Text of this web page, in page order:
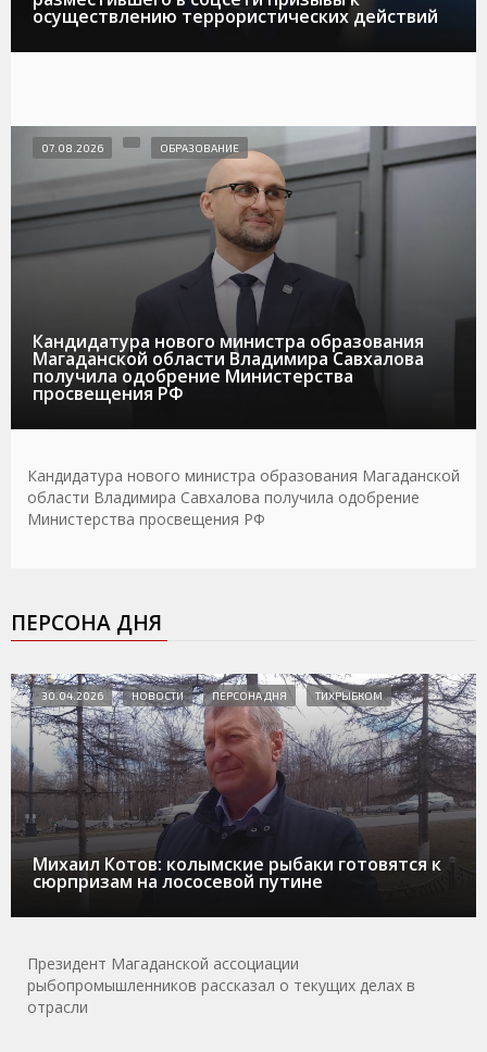
осуществлению террористических действий
Кандидатура нового министра образования
Магаданской области Владимира Савхалова
получила одобрение Министерства
просвещения РФ
07.08.2026 ОБРАЗОВАНИЕ
Кандидатура нового министра образования Магаданской
области Владимира Савхалова получила одобрение
Министерства просвещения РФ
ПЕРСОНА ДНЯ
Михаил Котов: колымские рыбаки готовятся к
сюрпризам на лососевой путине
30.04.2026 НОВОСТИ ПЕРСОНА ДНЯ ТИХРЫБКОМ
Президент Магаданской ассоциации
рыбопромышленников рассказал о текущих делах в
отрасли